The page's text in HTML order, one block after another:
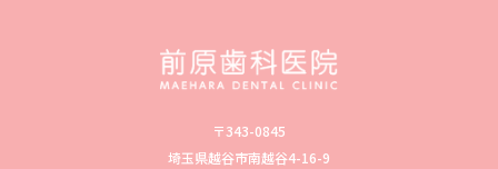
〒343-0845
埼玉県越谷市南越谷4-16-9